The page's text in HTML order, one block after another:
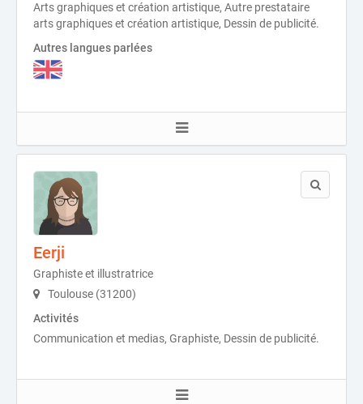
Arts graphiques et création artistique, Autre prestataire
arts graphiques et création artistique, Dessin de publicité.
Autres langues parlées
Eerji
Graphiste et illustratrice
Toulouse (31200)
Activités
Communication et medias, Graphiste, Dessin de publicité.